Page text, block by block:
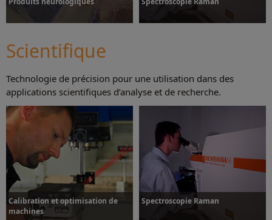
Plus d’informations Plus d’informations
Scientifique
Technologie de précision pour une utilisation dans des
applications scientifiques d’analyse et de recherche.
Calibration et optimisation de
machines
Spectroscopie Raman